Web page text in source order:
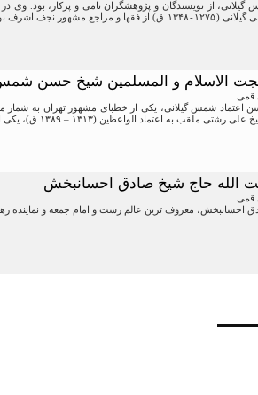
مراجع مشهور نجف اشرف بود.
حجت الاسلام و المسلمین شیخ حسن
قمی
اعتماد الواعظین (۱۳۱۳ – ۱۳۸۹ ق)، یکی از مشهورترین خطبا و وعاظ گیلان بود …
الله حاج شیخ صادق احسانبخش
قمی
احسانبخش، معروف ترین عالم رشت و امام جمعه و نماینده